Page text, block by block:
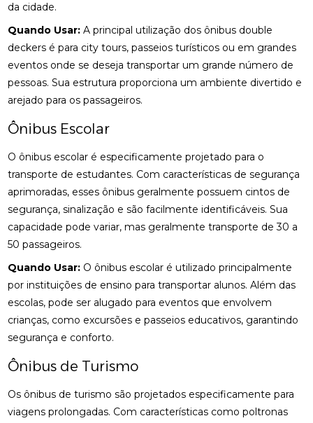
da cidade.
Quando Usar: A principal utilização dos ônibus double
deckers é para city tours, passeios turísticos ou em grandes
eventos onde se deseja transportar um grande número de
pessoas. Sua estrutura proporciona um ambiente divertido e
arejado para os passageiros.
Ônibus Escolar
O ônibus escolar é especificamente projetado para o
transporte de estudantes. Com características de segurança
aprimoradas, esses ônibus geralmente possuem cintos de
segurança, sinalização e são facilmente identificáveis. Sua
capacidade pode variar, mas geralmente transporte de 30 a
50 passageiros.
Quando Usar: O ônibus escolar é utilizado principalmente
por instituições de ensino para transportar alunos. Além das
escolas, pode ser alugado para eventos que envolvem
crianças, como excursões e passeios educativos, garantindo
segurança e conforto.
Ônibus de Turismo
Os ônibus de turismo são projetados especificamente para
viagens prolongadas. Com características como poltronas